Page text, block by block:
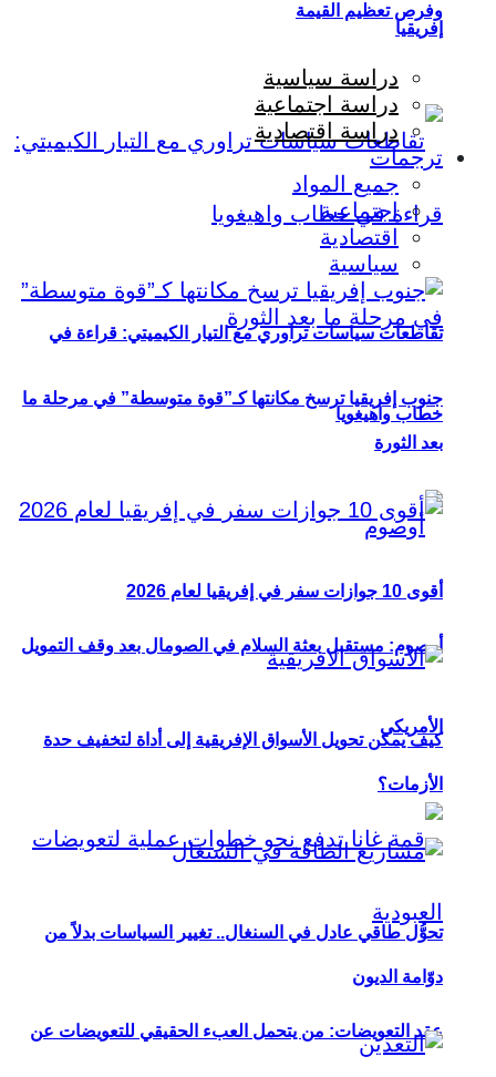
إفريقيا
تقاطعات سياسات تراوري مع التيار الكيميتي: قراءة في
خطاب واهيغويا
أوصوم: مستقبل بعثة السلام في الصومال بعد وقف التمويل
الأمريكي
عقد التعويضات: من يتحمل العبء الحقيقي للتعويضات عن
وفرص تعظيم القيمة
دراسة سياسية
دراسة اجتماعية
دراسة اقتصادية
ترجمات
جميع المواد
اجتماعية
اقتصادية
سياسية
جنوب إفريقيا ترسخ مكانتها كـ”قوة متوسطة” في مرحلة ما
بعد الثورة
أقوى 10 جوازات سفر في إفريقيا لعام 2026
كيف يمكن تحويل الأسواق الإفريقية إلى أداة لتخفيف حدة
الأزمات؟
تحوُّل طاقي عادل في السنغال.. تغيير السياسات بدلاً من
دوّامة الديون